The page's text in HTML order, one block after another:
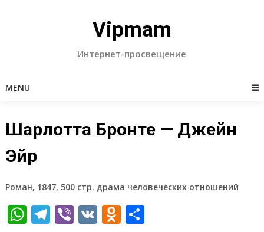
Vipmam
Интернет-просвещение
MENU
Шарлотта Бронте — Джейн
Эйр
Роман, 1847, 500 стр. драма человеческих отношений
WhatsApp
Telegram
Viber
VKOdnoklassniki
Отправить